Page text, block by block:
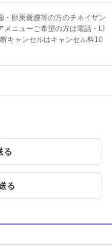
卵巣嚢腫等の方のチネイザン
ニューご希望の方は電話・LI
キャンセルはキャンセル料10
る
る